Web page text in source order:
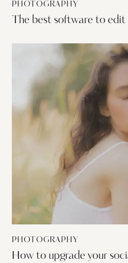
PHOTOGRAPHY
The best software to
PHOTOGRAPHY
How to upgrade your